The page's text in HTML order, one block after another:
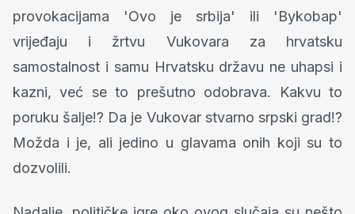
provokacijama 'Ovo je srbija' ili 'Bykobap'
vrijeđaju i žrtvu Vukovara za hrvatsku
samostalnost i samu Hrvatsku državu ne uhapsi i
kazni, već se to prešutno odobrava. Kakvu to
poruku šalje!? Da je Vukovar stvarno srpski grad!?
Možda i je, ali jedino u glavama onih koji su to
dozvolili.